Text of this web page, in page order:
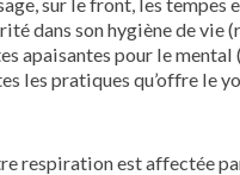
dans son hygiène de vie
apaisantes pour le
les pratiques qu’offre le
respiration est affectée